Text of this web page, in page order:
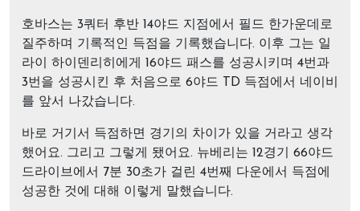
호바스는 3쿼터 후반 14야드 지점에서 필드 한가운데로
질주하며 기록적인 득점을 기록했습니다. 이후 그는 일
라이 하이덴리히에게 16야드 패스를 성공시키며 4번과
3번을 성공시킨 후 처음으로 6야드 TD 득점에서 네이비
를 앞서 나갔습니다.
바로 거기서 득점하면 경기의 차이가 있을 거라고 생각
했어요. 그리고 그렇게 됐어요. 뉴베리는 12경기 66야드
드라이브에서 7분 30초가 걸린 4번째 다운에서 득점에
성공한 것에 대해 이렇게 말했습니다.